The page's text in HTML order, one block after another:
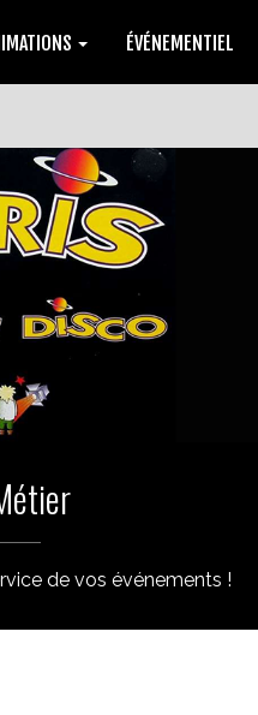
ÉVÉNEMENTIEL
de vos événements !